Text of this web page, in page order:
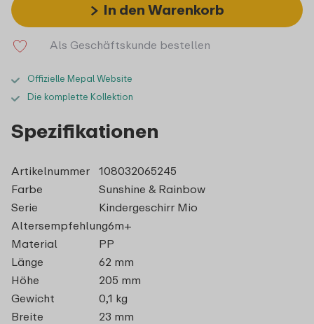
In den Warenkorb
Als Geschäftskunde bestellen
Offizielle Mepal Website
Die komplette Kollektion
Spezifikationen
Artikelnummer
108032065245
Farbe
Sunshine & Rainbow
Serie
Kindergeschirr Mio
Altersempfehlung6m+
Material
PP
Länge
62 mm
Höhe
205 mm
Gewicht
0,1 kg
Breite
23 mm